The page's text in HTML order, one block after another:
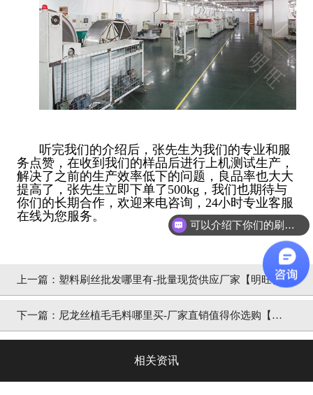
听完我们的介绍后，张先生为我们的专业和服
务点赞，在收到我们的样品后进行上机测试生产，
解决了之前的生产效率低下的问题，良品率也大大
提高了，张先生立即下单了500kg，我们也期待与
你们的长期合作，欢迎来电咨询，24小时专业客服
在线为您服务。
上一篇： 塑料刷丝批发哪里有-批量现货供应厂家【明旺】
下一篇： 尼龙丝植毛毛料哪里买-厂家直销值得你选购【明
相关资讯
可以介绍下你们的刷丝吗？